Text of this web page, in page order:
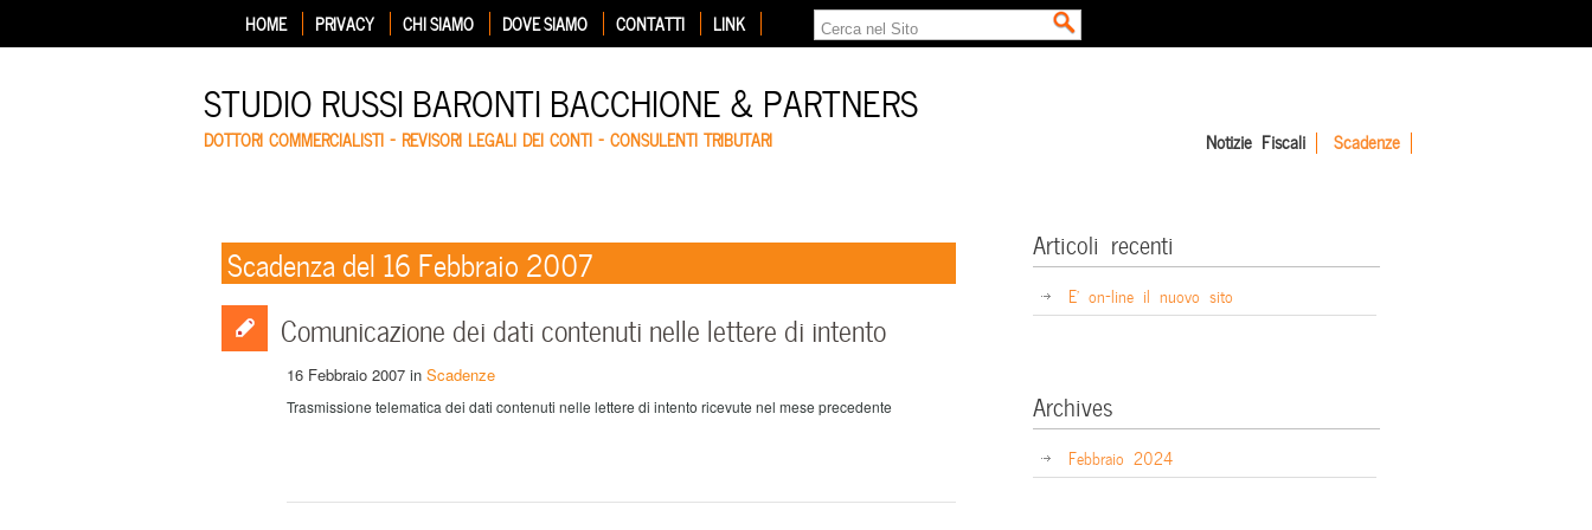
HOME PRIVACY CHI SIAMO DOVE SIAMO CONTATTI LINK
STUDIO RUSSI BARONTI BACCHIONE & PARTNERS
DOTTORI COMMERCIALISTI – REVISORI LEGALI DEI CONTI – CONSULENTI TRIBUTARI Notizie Fiscali Scadenze
Scadenza del 16 Febbraio 2007
Comunicazione dei dati contenuti nelle lettere di intento
16 Febbraio 2007 in Scadenze
Trasmissione telematica dei dati contenuti nelle lettere di intento ricevute nel mese precedente
Articoli recenti
E’ on-line il nuovo sito
Archives
Febbraio 2024